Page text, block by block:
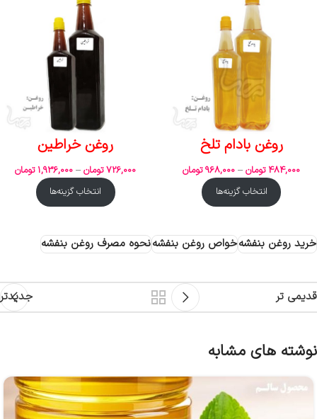
روغن بادام تلخ
484,000 تومان –
968,000 تومان
انتخاب گزینه‌ها
روغن خراطین
726,000 تومان –
1,936,000 تومان
انتخاب گزینه‌ها
خرید روغن بنفشهخواص روغن بنفشهنحوه مصرف روغن بنفشه
جدیدتر قدیمی تر
نوشته های مشابه